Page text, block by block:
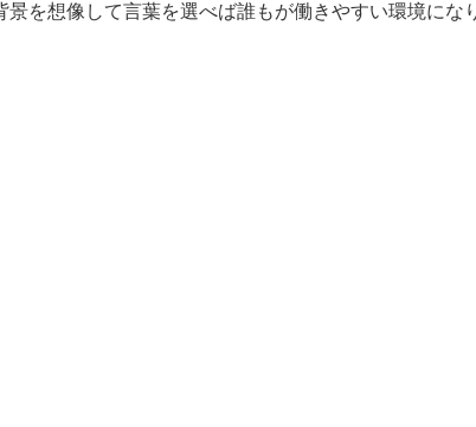
を想像して言葉を選べば誰もが働きやすい環境にな